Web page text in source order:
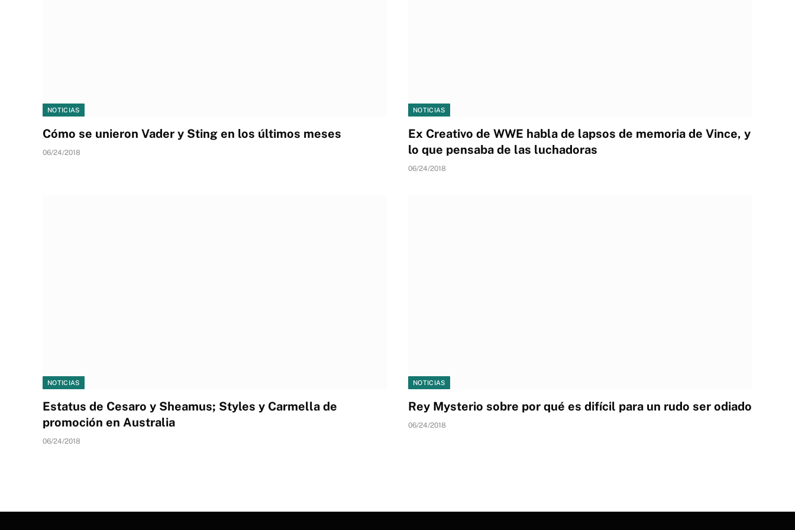
NOTICIAS
Cómo se unieron Vader y Sting en los últimos meses
06/24/2018
NOTICIAS
Ex Creativo de WWE habla de lapsos de memoria de Vince, y
lo que pensaba de las luchadoras
06/24/2018
NOTICIAS
Estatus de Cesaro y Sheamus; Styles y Carmella de
promoción en Australia
06/24/2018
NOTICIAS
Rey Mysterio sobre por qué es difícil para un rudo ser odiado
06/24/2018